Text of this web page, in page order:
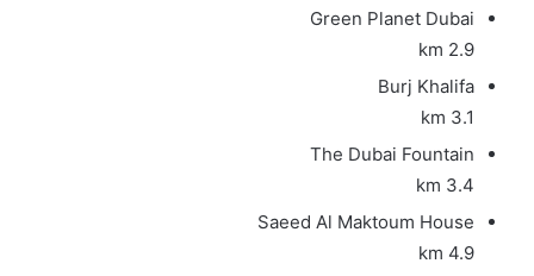
Green Planet Dubai
2.9 km
Burj Khalifa
3.1 km
The Dubai Fountain
3.4 km
Saeed Al Maktoum House
4.9 km